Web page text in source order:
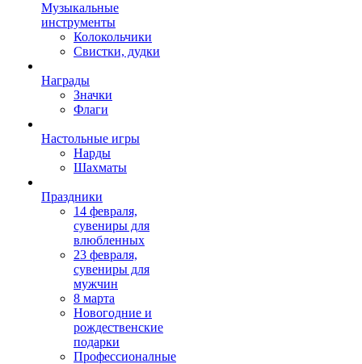
Музыкальные
инструменты
Колокольчики
Свистки, дудки
Награды
Значки
Флаги
Настольные игры
Нарды
Шахматы
Праздники
14 февраля,
сувениры для
влюбленных
23 февраля,
сувениры для
мужчин
8 марта
Новогодние и
рождественские
подарки
Профессионалные